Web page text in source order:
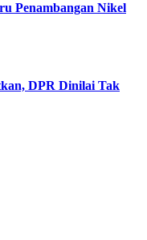
Penambangan Nikel
DPR Dinilai Tak